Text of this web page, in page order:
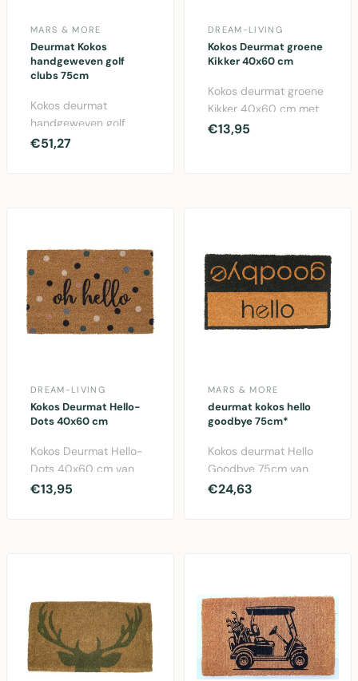
MARS & MORE
Deurmat Kokos
handgeweven golf
clubs 75cm
Kokos deurmat
handgeweven golf
clubs design 75cm.
€51,27
DREAM-LIVING
Kokos Deurmat groene
Kikker 40x60 cm
Kokos deurmat groene
Kikker 40x60 cm met
Welcome Friends tekst
€13,95
DREAM-LIVING
Kokos Deurmat Hello-
Dots 40x60 cm
Kokos Deurmat Hello-
Dots 40x60 cm van
100% natuurlijk kokos
€13,95
MARS & MORE
deurmat kokos hello
goodbye 75cm*
Kokos deurmat Hello
Goodbye 75cm van
Mars & More.
€24,63